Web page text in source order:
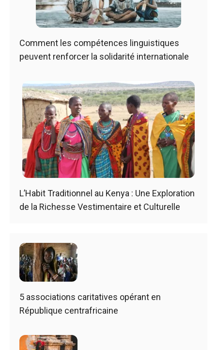
Comment les compétences linguistiques
peuvent renforcer la solidarité internationale
L’Habit Traditionnel au Kenya : Une Exploration
de la Richesse Vestimentaire et Culturelle
5 associations caritatives opérant en
République centrafricaine